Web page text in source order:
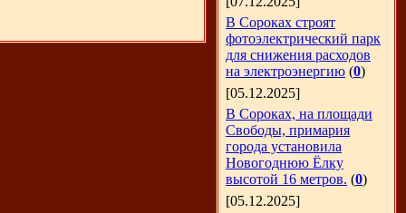
В Сороках строят
фотоэлектрический парк
для снижения расходов
на электроэнергию (0)
[05.12.2025]
В Сороках, на площади
Свободы, примария
города установила
Новогоднюю Ёлку
высотой 16 метров. (0)
[05.12.2025]